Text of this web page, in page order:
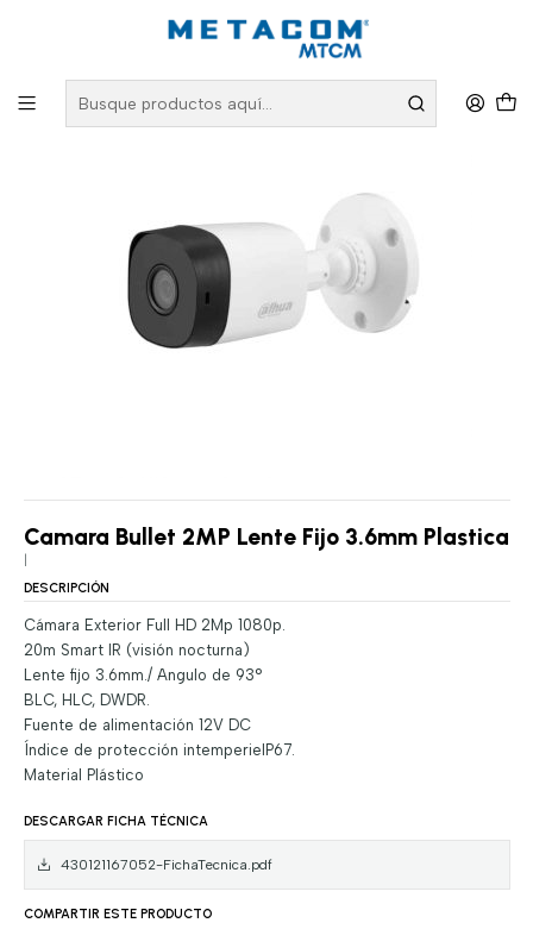
PRODUCTOS Redes Inalámbricas
Cámaras IP y Monitoreo
Camara Bullet 2MP Lente Fijo 3.6mm Plastica
Camara Bullet 2MP Lente Fijo 3.6mm Plastica
DESCRIPCIÓN
Cámara Exterior Full HD 2Mp 1080p.
20m Smart IR (visión nocturna)
Lente fijo 3.6mm./ Angulo de 93°
BLC, HLC, DWDR.
Fuente de alimentación 12V DC
Índice de protección intemperieIP67.
Material Plástico
DESCARGAR FICHA TÉCNICA
430121167052-FichaTecnica.pdf
COMPARTIR ESTE PRODUCTO